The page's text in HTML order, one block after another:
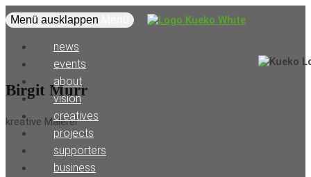
Menü ausklappen
news
events
about
vision
creatives
projects
supporters
business
Birgit Murr
kreative Malerei